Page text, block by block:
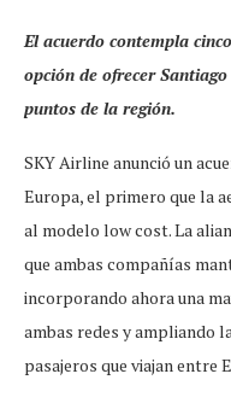
El acuerdo contempla
opción de ofrecer
puntos de la región.
SKY Airline anunció un
Europa, el primero que la
al modelo low cost. La
que ambas compañías
incorporando ahora una
ambas redes y ampliando
pasajeros que viajan entre